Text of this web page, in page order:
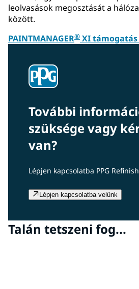
leolvasások megosztását a
között.
PAINTMANAGER® XI támogatás
További
szüksége vagy
van?
Lépjen kapcsolatba PPG
Lépjen kapcsolatba velünk
Talán tetszeni fog...